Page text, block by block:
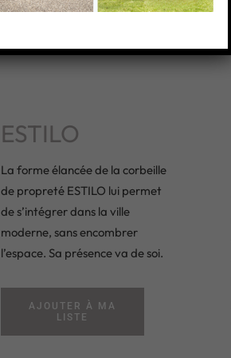
ESTILO
La forme élancée de la corbeille
de propreté ESTILO lui permet
de s’intégrer dans la ville
moderne, sans encombrer
l’espace. Sa présence va de soi.
AJOUTER À MA
LISTE